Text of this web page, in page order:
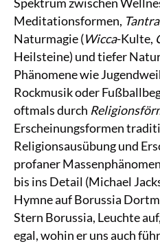
Meditationsformen, Tantra
Naturmagie (Wicca-Kulte,
Heilsteine) und tiefer
Phänomene wie
Rockmusik oder
oftmals durch
Erscheinungsformen
Religionsausübung und
profaner
bis ins Detail (Michael
Hymne auf Borussia
Stern Borussia, Leuchte
egal, wohin er uns auch